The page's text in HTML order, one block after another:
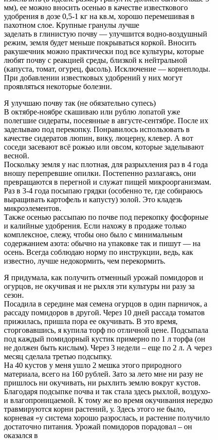
мм), ее можно вносить осенью в качестве известкового
удобрения в дозе 0,5-1 кг на кв.м, хорошо перемешивая в
пахотном слое. Крупные гранулы лучше
заделать в глинистую почву — улучшится водно-воздушный
режим, земля будет меньше покрываться коркой. Вносить
ракушечник можно практически под все культуры, которые
любят почву с реакцией среды, близкой к нейтральной
(капуста, томат, огурец, фасоль). Исключение — корнеплоды.
При добавлении известковых удобрений у них могут
проявляться некоторые болезни.
Я улучшаю почву так (не обязательно супесь)
В октябре-ноябре скашиваю или рублю лопатой уже
полегшие сидераты, посеянные в августе-сентябре. После их
заделываю под перекопку. Понравилось использовать в
качестве сидератов люпин, вику, люцерну, клевер. А вот
соседи засевают всё рожью или овсом, которые заделывают
весной.
Поскольку земля у нас плотная, для разрыхления раз в 4 года
вношу перепревшие опилки. Постепенно разлагаясь, они
превращаются в перегной и служат пищей микроорганизмам.
Раз в 3-4 года посыпаю грядки (особенно те, где собираюсь
выращивать картофель и капусту) золой. Это кладезь
микроэлементов.
Также осенью рассыпаю по почве под перекопку фосфорные
и калийные удобрения. Если нахожу в продаже только
комплексное, слежу, чтобы оно было с минимальным
содержанием азота: обычно на упаковке так и пишут — на
осень. Всегда соблюдаю норму по инструкции, ведь, как
известно, лучше недокормить, чем перекормить.
Я придумала, как получить отменный урожай помидоров и
огурцов, не окучивая и не рыхля эти культуры ни разу за
сезон.
Посадила в середине мая семена огурцов в один парничок, а
рассаду помидоров в другой. Через 10 дней рассада томатов
прижилась, пришла пора ее окучивать. В это время,
сторговавшись, я купила торф по отличной цене. Подсыпала
под каждый помидорный кустик примерно по 1 л торфа (он
не должен быть кислым). Через 3 недели – еще по 2 л. А через
месяц сделала третью подсыпку.
На 40 кустов у меня ушло 2 мешка этого природного
материала, всего на 160 рублей. Зато за лето мне ни разу не
пришлось ни окучивать, ни рыхлить землю вокруг кустов.
Благодаря подсыпке почва и так стала здесь рыхлой, воздухо-
и влагопроницаемой. К тому же во время окучивания нередко
травмируются корни растений, у. Здесь этого не было,
корневая «у система хорошо разрослась, и растение получило
достаточно питания. Урожай помидоров порадовал – он
оказался в